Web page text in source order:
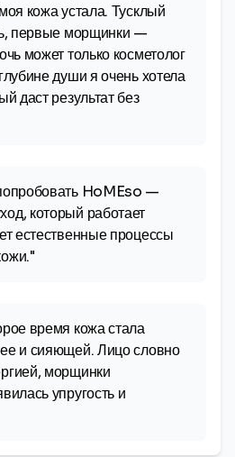
кожа устала. Тусклый
первые морщинки —
может только косметолог
души я очень хотела
даст результат без
HoMEso —
который работает
естественные процессы
время кожа стала
и сияющей. Лицо словно
морщинки
упругость и